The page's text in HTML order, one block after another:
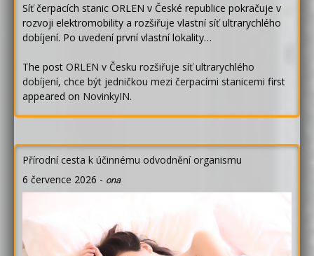
Síť čerpacích stanic ORLEN v České republice pokračuje v
rozvoji elektromobility a rozšiřuje vlastní síť ultrarychlého
dobíjení. Po uvedení první vlastní lokality…
The post ORLEN v Česku rozšiřuje síť ultrarychlého
dobíjení, chce být jedničkou mezi čerpacími stanicemi first
appeared on NovinkyIN.
Přírodní cesta k účinnému odvodnění organismu
6 července 2026 - ona